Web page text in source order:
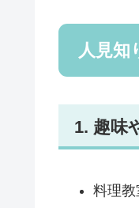
人見知
1. 趣味
料理